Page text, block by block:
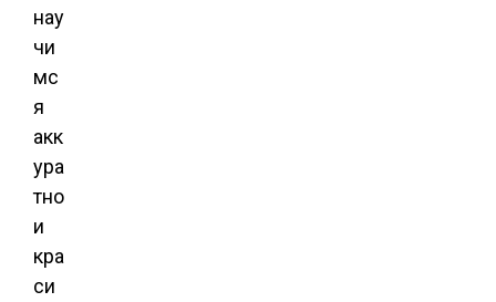
нау
чи
мс
я
акк
ура
тно
и
кра
си